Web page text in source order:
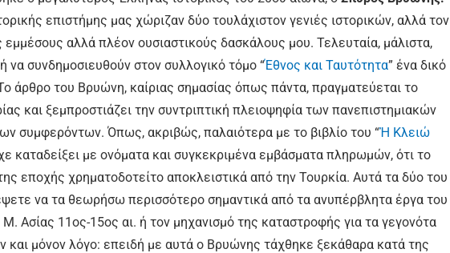
επιστήμης μας χώριζαν δύο τουλάχιστον γενιές ιστορικών, αλλά τον
αλλά πλέον ουσιαστικούς δασκάλους μου. Τελευταία, μάλιστα,
να συνδημοσιευθούν στον συλλογικό τόμο “Έθνος και Ταυτότητα” ένα δικό
άρθρο του Βρυώνη, καίριας σημασίας όπως πάντα, πραγματεύεται το
και ξεμπροστιάζει την συντριπτική πλειοψηφία των πανεπιστημιακών
συμφερόντων. Όπως, ακριβώς, παλαιότερα με το βιβλίο του “Ἡ Κλειώ
καταδείξει με ονόματα και συγκεκριμένα εμβάσματα πληρωμών, ότι το
εποχής χρηματοδοτείτο αποκλειστικά από την Τουρκία. Αυτά τα δύο του
να τα θεωρήσω περισσότερο σημαντικά από τα ανυπέρβλητα έργα του
Μ. Ασίας 11ος-15ος αι. ή τον μηχανισμό της καταστροφής για τα γεγονότα
και μόνον λόγο: επειδή με αυτά ο Βρυώνης τάχθηκε ξεκάθαρα κατά της